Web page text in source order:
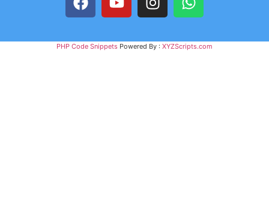
PHP Code Snippets Powered By : XYZScripts.com